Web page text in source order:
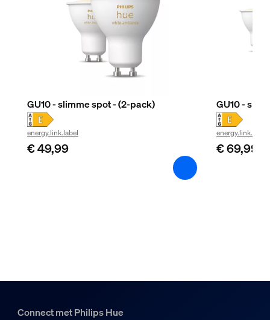
GU10 - slimme spot - (2-pack)
energy.link.label
€ 49,99
GU10 -
energy.link.label
€ 69,99
Connect met Philips Hue